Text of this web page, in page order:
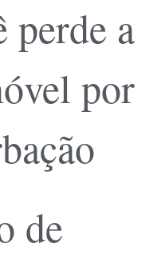
perde a
por
de